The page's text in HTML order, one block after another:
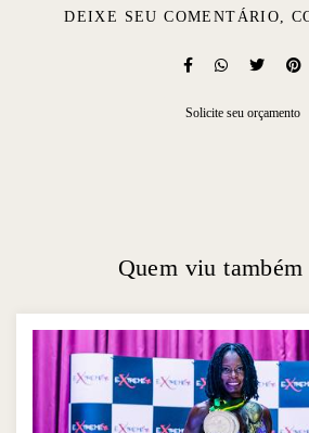
DEIXE SEU COMENTÁRIO,
Solicite seu orçamento
Quem viu